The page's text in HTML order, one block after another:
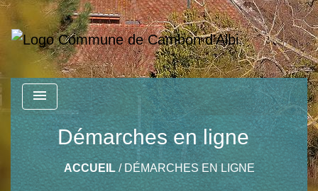
menu
Démarches en ligne
ACCUEIL/ DÉMARCHES EN LIGNE